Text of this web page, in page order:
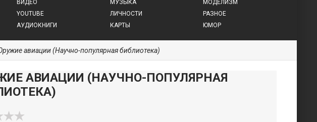
ВИДЕО
YOUTUBE
АУДИОКНИГИ
МУЗЫКА
ЛИЧНОСТИ
КАРТЫ
МОДЕЛИЗМ
РАЗНОЕ
ЮМОР
авиации (Научно-популярная библиотека)
АВИАЦИИ (НАУЧНО-ПОПУЛЯРНАЯ